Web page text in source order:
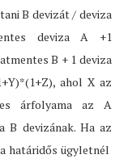
B devizát / deviza
deviza A +1
B + 1 deviza
ahol X az
árfolyama az A
B devizának. Ha az
határidős ügyletnél